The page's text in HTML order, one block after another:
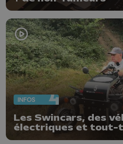
INFOS
Les Swincars, des
électriques et tout-